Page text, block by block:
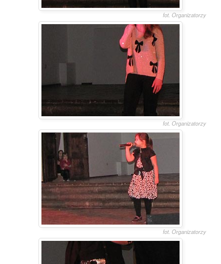
fot. Organizatorzy
fot. Organizatorzy
fot. Organizatorzy